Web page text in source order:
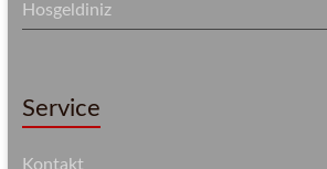
Hosgeldiniz
Service
Kontakt